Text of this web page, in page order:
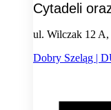
Cytadeli
ul. Wilczak 12 A,
Dobry Szeląg |